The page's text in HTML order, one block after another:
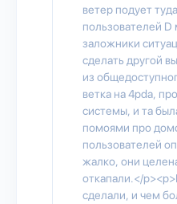
ветер подует
пользователей
заложники
сделать другой
из
ветка на 4pda,
системы, и та
помоями про
пользователей
жалко, они
откапали.</
сделали, и чем